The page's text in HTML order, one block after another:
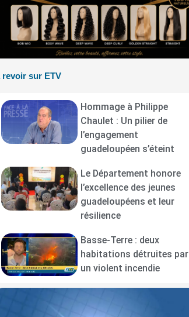
revoir sur ETV
Hommage à Philippe
Chaulet : Un pilier de
l’engagement
guadeloupéen s’éteint
Le Département honore
l’excellence des jeunes
guadeloupéens et leur
résilience
Basse-Terre : deux
habitations détruites par
un violent incendie